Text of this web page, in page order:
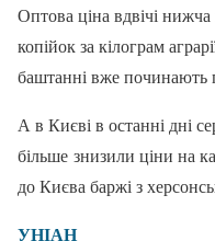
Оптова ціна вдвічі нижча
копійок за кілограм
баштанні вже починають
А в Києві в останні дні
більше знизили ціни на
до Києва баржі з
УНІАН